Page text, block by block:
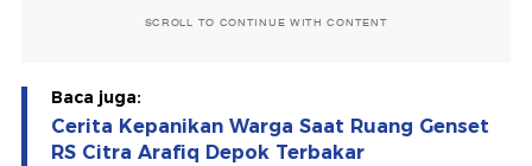
SCROLL TO CONTINUE WITH CONTENT
Baca juga:
Cerita Kepanikan Warga Saat Ruang Genset
RS Citra Arafiq Depok Terbakar